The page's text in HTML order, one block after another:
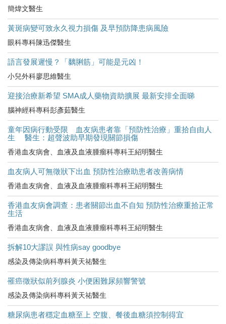
簡煒文醫生
黃斑病變可致永久視力損傷 及早預防降患病風險
眼科專科陳迅傑醫生
語言發展遲慢？「黐脷筋」可能是元凶！
小兒外科廖思維醫生
迎接治療新希望 SMA成人藥物資助擴展 最新安排全面睇
腦神經科專科彭彥茹醫生
童年因病行動受限 血友病患者靠「預防性治療」重拾自由人
生 醫生：超聲波助早期發現關節損傷
香港血友病會、血液及血液腫瘤科專科王紹明醫生
血友病人可無徵狀下出血 預防性治療助患者改善病情
香港血友病會、血液及血液腫瘤科專科王紹明醫生
香港血友病會調查：患者關節出血不自知 預防性治療重拾正常
生活
香港血友病會、血液及血液腫瘤科專科王紹明醫生
拆解10大謬誤 與性病say goodbye
感染及傳染病科專科黃天祐醫生
罹癌徵狀似前列腺炎 小便困難尿頻響警號
感染及傳染病科專科黃天祐醫生
糖尿病患者穩定血糖至上 空腹、餐後血糖須控制得宜